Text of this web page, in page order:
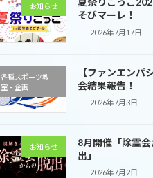
お知らせ
そびマーレ！
2026年7月17日
各種スポーツ教
室・企画
【ファンエンパ
会結果報告！
2026年7月3日
お知らせ
8月開催「除霊
出」
2026年7月2日